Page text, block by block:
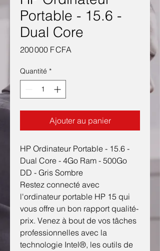
Portable - 15.6 -
Dual Core
200 000 F CFA
Quantité *
Ajouter au panier
HP Ordinateur Portable - 15.6 -
Dual Core - 4Go Ram - 500Go
DD - Gris Sombre
Restez connecté avec
l'ordinateur portable HP 15 qui
vous offre un bon rapport qualité-
prix. Venez à bout de vos tâches
professionnelles avec la
technologie Intel®, les outils de